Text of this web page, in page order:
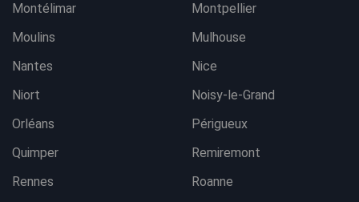
Montélimar
Montpellier
Moulins
Mulhouse
Nantes
Nice
Niort
Noisy-le-Grand
Orléans
Périgueux
Quimper
Remiremont
Rennes
Roanne